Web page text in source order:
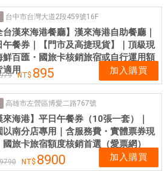
門
市
，
票
券
即
買
即
用
台中市台灣大道2段459號16F
台漢來海港餐廳】漢來海港自助餐廳｜
午餐券｜【門市及高捷現貨】｜頂級現
鮮百匯・國旅卡核銷旅宿或自行運用額
適用
979 895 加入購買
高雄市左營區博愛二路767號
來海港】平日午餐券（10張一套）｜
以南分店專用｜含服務費・實體票券現
國旅卡旅宿額度核銷首選（愛票網）
9790 8900 加入購買